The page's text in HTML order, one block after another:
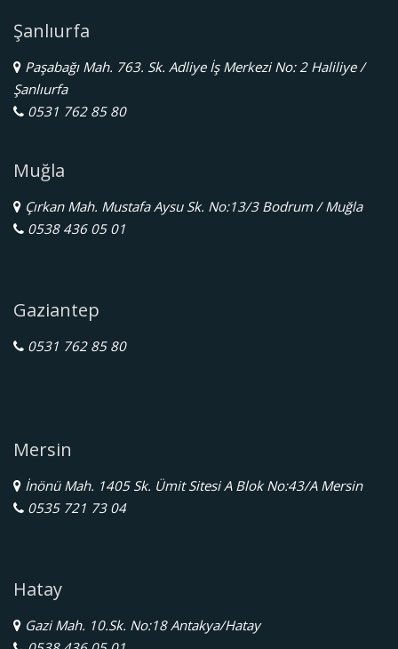
Şanlıurfa
Paşabağı Mah. 763. Sk. Adliye İş Merkezi No: 2 Haliliye /
Şanlıurfa
0531 762 85 80
Muğla
Çırkan Mah. Mustafa Aysu Sk. No:13/3 Bodrum / Muğla
0538 436 05 01
Gaziantep
0531 762 85 80
Mersin
İnönü Mah. 1405 Sk. Ümit Sitesi A Blok No:43/A Mersin
0535 721 73 04
Hatay
Gazi Mah. 10.Sk. No:18 Antakya/Hatay